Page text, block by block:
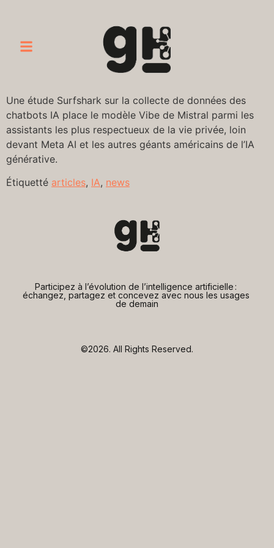
Une étude Surfshark sur la collecte de données des
chatbots IA place le modèle Vibe de Mistral parmi les
assistants les plus respectueux de la vie privée, loin
devant Meta AI et les autres géants américains de l’IA
générative.
Étiquetté articles, IA, news
Participez à l’évolution de l’intelligence artificielle :
échangez, partagez et concevez avec nous les usages
de demain
©2026. All Rights Reserved.